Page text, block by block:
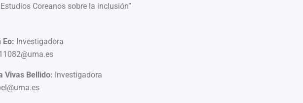
Coreanos sobre la inclusión”
Eo: Investigadora
Vivas Bellido: Investigadora